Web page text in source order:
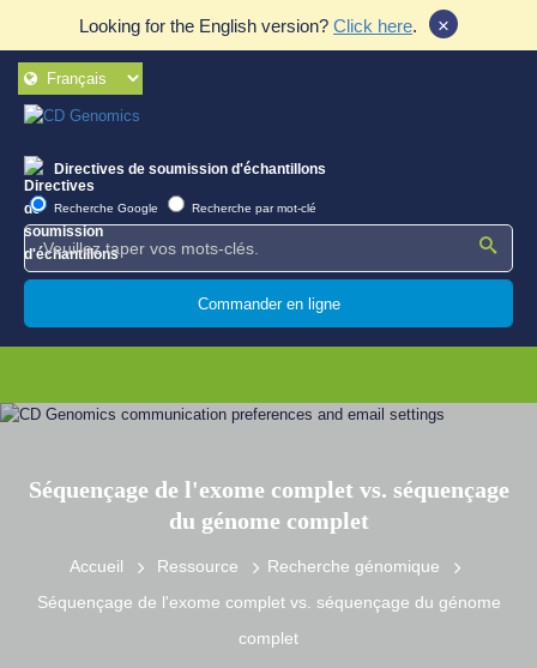
Looking for the English version? Click here. ×
Directives de soumission d'échantillons
Recherche Google Recherche par mot-clé
Commander en ligne
Séquençage de l'exome complet vs. séquençage
du génome complet
Accueil Ressource
Recherche génomique
Séquençage de l'exome complet vs. séquençage du génome
complet